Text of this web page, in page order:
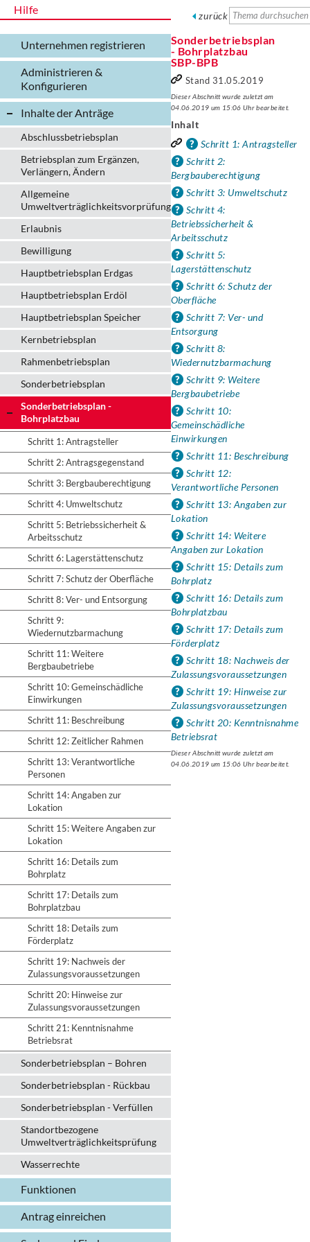
Hilfe
Unternehmen registrieren
Administrieren &
Konfigurieren
Inhalte der Anträge
Abschlussbetriebsplan
Betriebsplan zum Ergänzen,
Verlängern, Ändern
Allgemeine
Umweltverträglichkeitsvorprüfung
Erlaubnis
Bewilligung
Hauptbetriebsplan Erdgas
Hauptbetriebsplan Erdöl
Hauptbetriebsplan Speicher
Kernbetriebsplan
Rahmenbetriebsplan
Sonderbetriebsplan
Sonderbetriebsplan -
Bohrplatzbau
Schritt 1: Antragsteller
Schritt 2: Antragsgegenstand
Schritt 3: Bergbauberechtigung
Schritt 4: Umweltschutz
Schritt 5: Betriebssicherheit &
Arbeitsschutz
Schritt 6: Lagerstättenschutz
Schritt 7: Schutz der Oberfläche
Schritt 8: Ver- und Entsorgung
Schritt 9:
Wiedernutzbarmachung
Schritt 11: Weitere
Bergbaubetriebe
Schritt 10: Gemeinschädliche
Einwirkungen
Schritt 11: Beschreibung
Schritt 12: Zeitlicher Rahmen
Schritt 13: Verantwortliche
Personen
Schritt 14: Angaben zur
Lokation
Schritt 15: Weitere Angaben zur
Lokation
Schritt 16: Details zum
Bohrplatz
Schritt 17: Details zum
Bohrplatzbau
Schritt 18: Details zum
Förderplatz
Schritt 19: Nachweis der
Zulassungsvoraussetzungen
Schritt 20: Hinweise zur
Zulassungsvoraussetzungen
Schritt 21: Kenntnisnahme
Betriebsrat
Sonderbetriebsplan – Bohren
Sonderbetriebsplan - Rückbau
Sonderbetriebsplan - Verfüllen
Standortbezogene
Umweltverträglichkeitsprüfung
Wasserrechte
Funktionen
Antrag einreichen
zurück
Sonderbetriebsplan
- Bohrplatzbau
SBP-BPB
Stand 31.05.2019
Dieser Abschnitt wurde zuletzt am
04.06.2019 um 15:06 Uhr bearbeitet.
Inhalt
Schritt 1: Antragsteller
Schritt 2:
Bergbauberechtigung
Schritt 3: Umweltschutz
Schritt 4:
Betriebssicherheit &
Arbeitsschutz
Schritt 5:
Lagerstättenschutz
Schritt 6: Schutz der
Oberfläche
Schritt 7: Ver- und
Entsorgung
Schritt 8:
Wiedernutzbarmachung
Schritt 9: Weitere
Bergbaubetriebe
Schritt 10:
Gemeinschädliche
Einwirkungen
Schritt 11: Beschreibung
Schritt 12:
Verantwortliche Personen
Schritt 13: Angaben zur
Lokation
Schritt 14: Weitere
Angaben zur Lokation
Schritt 15: Details zum
Bohrplatz
Schritt 16: Details zum
Bohrplatzbau
Schritt 17: Details zum
Förderplatz
Schritt 18: Nachweis der
Zulassungsvoraussetzungen
Schritt 19: Hinweise zur
Zulassungsvoraussetzungen
Schritt 20: Kenntnisnahme
Betriebsrat
Dieser Abschnitt wurde zuletzt am
04.06.2019 um 15:06 Uhr bearbeitet.